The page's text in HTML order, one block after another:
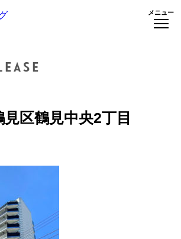
メニュー
見区鶴見中央2丁目